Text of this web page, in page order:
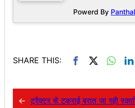
Powerd By
SHARE THIS:
← ट्रैक्टर से टकराई बरात जा रही